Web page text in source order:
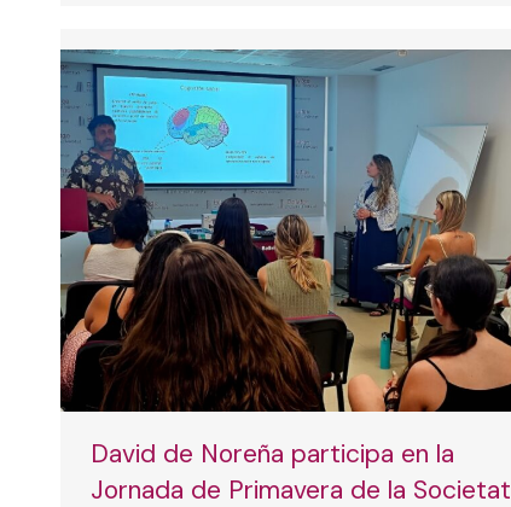
David de Noreña participa en la
Jornada de Primavera de la Societat